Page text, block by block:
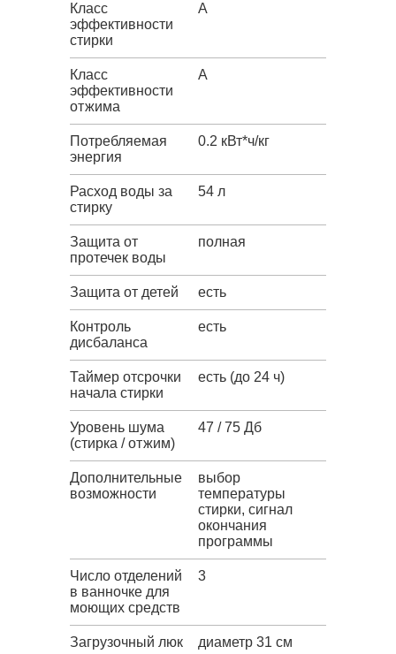
Класс
эффективности
стирки
A
Класс
эффективности
отжима
A
Потребляемая
энергия
0.2 кВт*ч/кг
Расход воды за
стирку
54 л
Защита от
протечек воды
полная
Защита от детей есть
Контроль
дисбаланса
есть
Таймер отсрочки
начала стирки
есть (до 24 ч)
Уровень шума
(стирка / отжим)
47 / 75 Дб
Дополнительные
возможности
выбор
температуры
стирки, сигнал
окончания
программы
Число отделений
в ванночке для
моющих средств
3
Загрузочный люк диаметр 31 см